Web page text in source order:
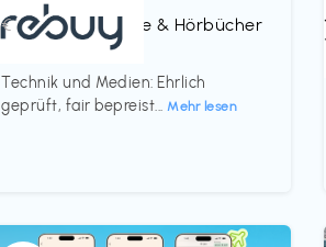
Bücher, Magazine & Hörbücher
Technik und Medien: Ehrlich
geprüft, fair bepreist...Mehr lesen
€‎